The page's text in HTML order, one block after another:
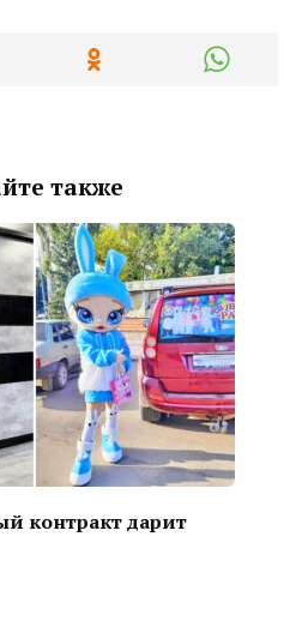
также
контракт дарит